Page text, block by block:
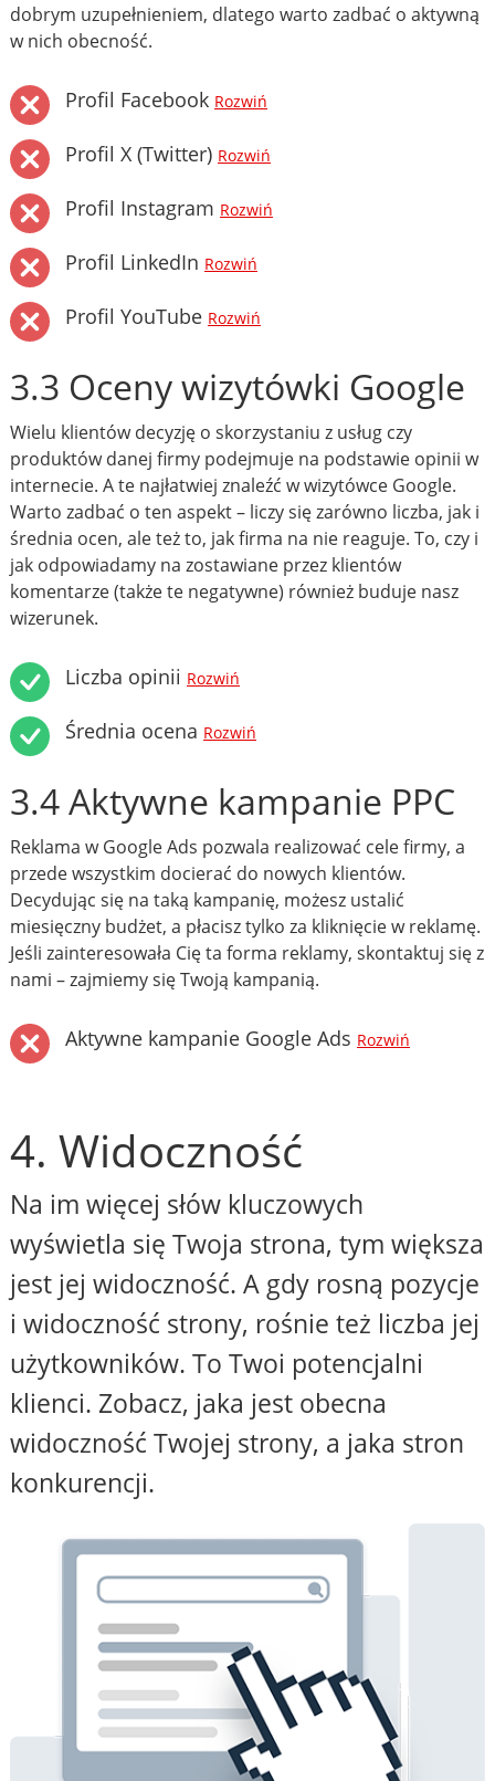
dobrym uzupełnieniem, dlatego warto zadbać o aktywną
w nich obecność.
Profil Facebook Rozwiń
Profil X (Twitter) Rozwiń
Profil Instagram Rozwiń
Profil LinkedIn Rozwiń
Profil YouTube Rozwiń
3.3 Oceny wizytówki Google
Wielu klientów decyzję o skorzystaniu z usług czy
produktów danej firmy podejmuje na podstawie opinii w
internecie. A te najłatwiej znaleźć w wizytówce Google.
Warto zadbać o ten aspekt – liczy się zarówno liczba, jak i
średnia ocen, ale też to, jak firma na nie reaguje. To, czy i
jak odpowiadamy na zostawiane przez klientów
komentarze (także te negatywne) również buduje nasz
wizerunek.
Liczba opinii Rozwiń
Średnia ocena Rozwiń
3.4 Aktywne kampanie PPC
Reklama w Google Ads pozwala realizować cele firmy, a
przede wszystkim docierać do nowych klientów.
Decydując się na taką kampanię, możesz ustalić
miesięczny budżet, a płacisz tylko za kliknięcie w reklamę.
Jeśli zainteresowała Cię ta forma reklamy, skontaktuj się z
nami – zajmiemy się Twoją kampanią.
Aktywne kampanie Google Ads Rozwiń
4. Widoczność
Na im więcej słów kluczowych
wyświetla się Twoja strona, tym większa
jest jej widoczność. A gdy rosną pozycje
i widoczność strony, rośnie też liczba jej
użytkowników. To Twoi potencjalni
klienci. Zobacz, jaka jest obecna
widoczność Twojej strony, a jaka stron
konkurencji.